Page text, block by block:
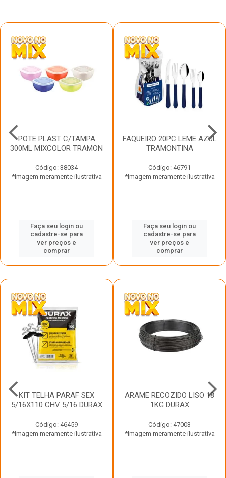
POTE PLAST C/TAMPA
300ML MIXCOLOR TRAMON
Código: 38034
*Imagem meramente ilustrativa
Faça seu login ou
cadastre-se para
ver preços e
comprar
FAQUEIRO 20PC LEME AZUL
TRAMONTINA
Código: 46791
*Imagem meramente ilustrativa
Faça seu login ou
cadastre-se para
ver preços e
comprar
KIT TELHA PARAF SEX
5/16X110 CHV 5/16 DURAX
Código: 46459
*Imagem meramente ilustrativa
ARAME RECOZIDO LISO 18
1KG DURAX
Código: 47003
*Imagem meramente ilustrativa